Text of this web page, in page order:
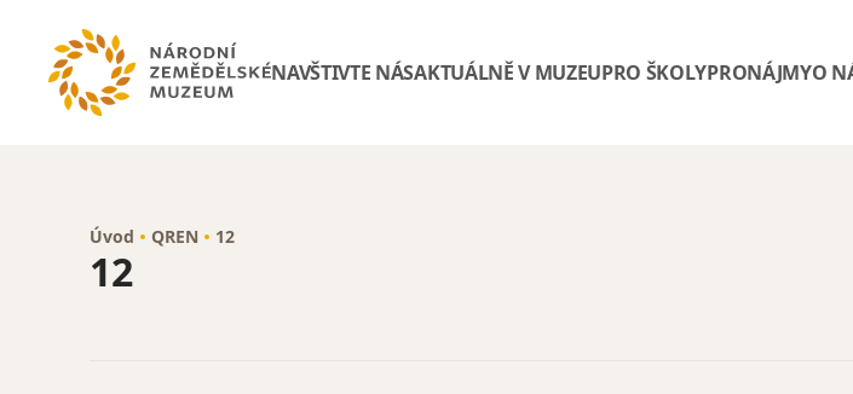
NAVŠTIVTE NÁSAKTUÁLNĚ V MUZEUPRO ŠKOLYPRONÁJMYO
Úvod QREN 12
12